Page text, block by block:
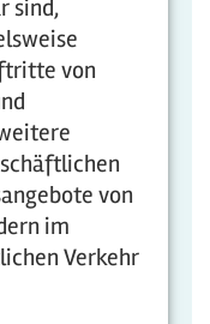
sind,
von
von
im
Verkehr